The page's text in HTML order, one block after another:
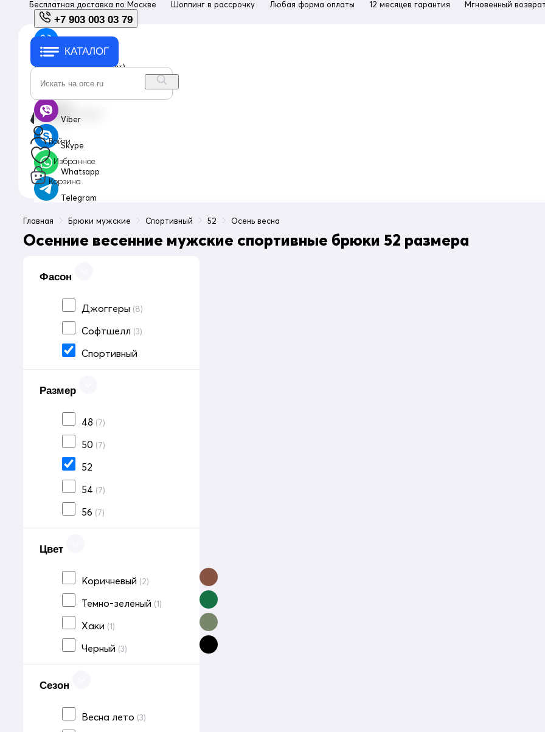
Бесплатная доставка по Москве Шоппинг в рассрочку Любая форма оплаты 12 месяцев гарантия Мгновенный
+7 903 003 03 79
+7 903 003 03 79
с 10:00 до 18:00 (пн-пт)
Viber
Skype
Whatsapp
Telegram
КАТАЛОГ
Войти
Избранное
Корзина
Главная Брюки мужские Спортивный 52 Осень весна
Осенние весенние мужские спортивные брюки 52 размера
Фасон
Джоггеры (8)
Софтшелл (3)
Спортивный
Размер
48 (7)
50 (7)
52
54 (7)
56 (7)
Цвет
Коричневый (2)
Темно-зеленый (1)
Хаки (1)
Черный (3)
Сезон
Весна лето (3)